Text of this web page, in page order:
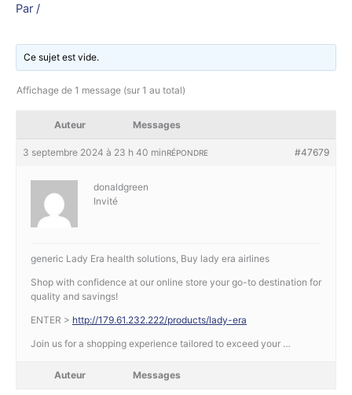
Par /
Ce sujet est vide.
Affichage de 1 message (sur 1 au total)
Auteur Messages
3 septembre 2024 à 23 h 40 min #47679
RÉPONDRE
donaldgreen
Invité
generic Lady Era health solutions, Buy lady era airlines
Shop with confidence at our online store your go-to destination for
quality and savings!
ENTER > http://179.61.232.222/products/lady-era
Join us for a shopping experience tailored to exceed your …
Auteur Messages